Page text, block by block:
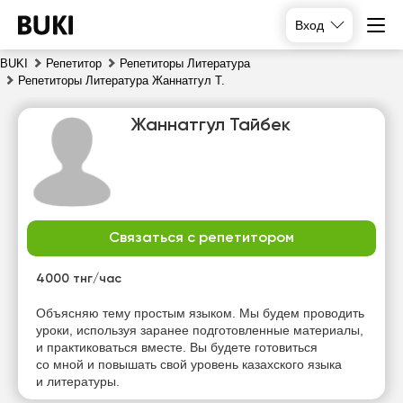
Вход
BUKI Репетитор
Репетиторы Литература
Репетиторы Литература Жаннатгул Т.
Жаннатгул Тайбек
Связаться с репетитором
4000 тнг/час
Объясняю тему простым языком. Мы будем проводить
уроки, используя заранее подготовленные материалы,
и практиковаться вместе. Вы будете готовиться
со мной и повышать свой уровень казахского языка
и литературы.
пт
сб
Нет
свободных
часов
16:00
16:30
10:00
10:30
10:00